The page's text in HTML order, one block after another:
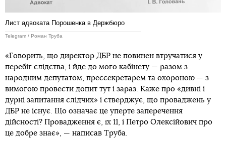
Лист адвоката Порошенка в Держбюро
Telegram / Роман Труба
«Говорить, що директор ДБР не повинен втручатися у
перебіг слідства, і йде до мого кабінету — разом з
народним депутатом, прессекретарем та охороною — з
вимогою провести допит тут і зараз. Каже про «дивні і
дурні запитання слідчих» і стверджує, що проваджень у
ДБР не існує. Що означає це уперте заперечення
дійсності? Провадження є, їх 11, і Петро Олексійович про
це добре знає», — написав Труба.